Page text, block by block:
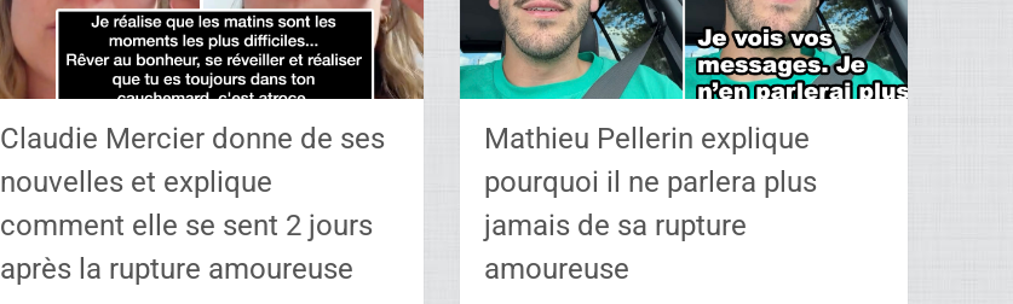
Claudie Mercier donne de ses
nouvelles et explique
comment elle se sent 2 jours
après la rupture amoureuse
Mathieu Pellerin explique
pourquoi il ne parlera plus
jamais de sa rupture
amoureuse